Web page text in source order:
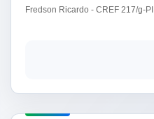
Fredson Ricardo - CREF 217/g-PI